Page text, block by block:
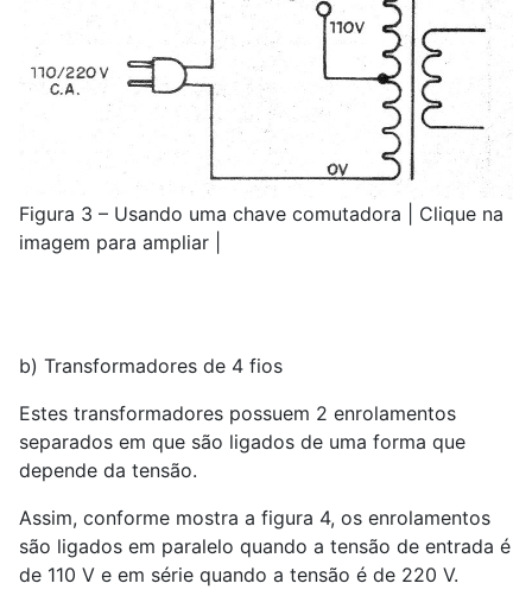
Figura 3 – Usando uma chave comutadora | Clique na
imagem para ampliar |
b) Transformadores de 4 fios
Estes transformadores possuem 2 enrolamentos
separados em que são ligados de uma forma que
depende da tensão.
Assim, conforme mostra a figura 4, os enrolamentos
são ligados em paralelo quando a tensão de entrada é
de 110 V e em série quando a tensão é de 220 V.